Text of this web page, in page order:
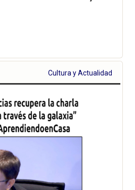
Cultura y Actualidad